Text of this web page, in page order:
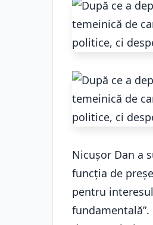
Nicușor Dan a
funcția de
pentru